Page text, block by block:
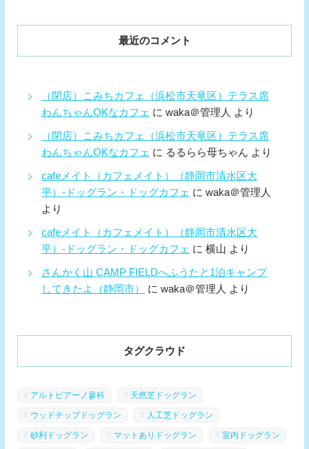
最近のコメント
（閉店）こみちカフェ（浜松市天竜区）テラス席
わんちゃんOKなカフェ に waka＠管理人 より
（閉店）こみちカフェ（浜松市天竜区）テラス席
わんちゃんOKなカフェ に るるらら母ちゃん より
cafeメイト（カフェメイト）（静岡市清水区大
平）-ドッグラン・ドッグカフェ に waka＠管理人
より
cafeメイト（カフェメイト）（静岡市清水区大
平）-ドッグラン・ドッグカフェ に 横山 より
さんかく山 CAMP FIELDへふうたと1泊キャンプ
してきたよ（静岡市）
に waka＠管理人 より
タグクラウド
アルトピアーノ蓼科 天然芝ドッグラン
ウッドチップドッグラン 人工芝ドッグラン
砂利ドッグラン マットありドッグラン 室内ドッグラン